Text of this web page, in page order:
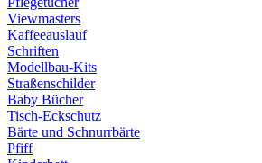
Viewmasters
Kaffeeauslauf
Schriften
Modellbau-Kits
Straßenschilder
Baby Bücher
Tisch-Eckschutz
Bärte und Schnurrbärte
Pfiff